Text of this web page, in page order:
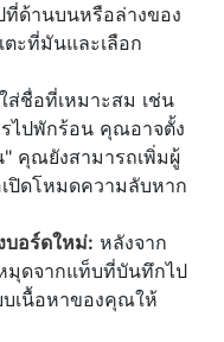
ที่ด้านบนหรือล่างของ
ะที่มันและเลือก
ใส่ชื่อที่เหมาะสม เช่น
ไปพักร้อน คุณอาจตั้ง
คุณยังสามารถเพิ่มผู้
ปิดโหมดความลับหาก
อร์ดใหม่: หลังจาก
มุดจากแท็บที่บันทึกไป
บเนื้อหาของคุณให้